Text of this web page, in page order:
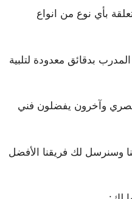
بأي نوع من انواع
عملنا المدرب بدقائق معدودة لتلبية
وآخرون يفضلون فني
وسنرسل لك فريقنا الأفضل